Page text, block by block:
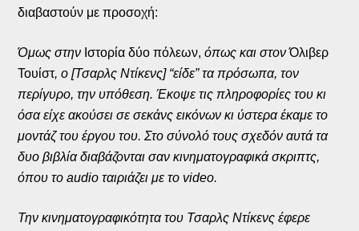
διαβαστούν με προσοχή:
Όμως στην Ιστορία δύο πόλεων,όπως και στονΌλιβερ
Τουίστ, ο [Τσαρλς Ντίκενς] “είδε” τα πρόσωπα, τον
περίγυρο, την υπόθεση. Έκοψε τις πληροφορίες του κι
όσα είχε ακούσει σε σεκάνς εικόνων κι ύστερα έκαμε το
μοντάζ του έργου του. Στο σύνολό τους σχεδόν αυτά τα
δυο βιβλία διαβάζονται σαν κινηματογραφικά σκριπτς,
όπου το audio ταιριάζει με το video.
Την κινηματογραφικότητα του Τσαρλς Ντίκενς έφερε